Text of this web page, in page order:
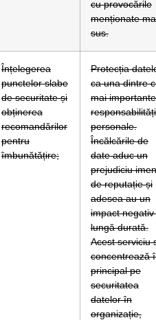
cu provocările
menționate
sus.
Înțelegerea
punctelor slabe
de securitate și
obținerea
recomandărilor
pentru
îmbunătățire;
Protecția
ca una dintre
mai importante
responsabilități
personale.
Încălcările de
date aduc un
prejudiciu
de reputație și
adesea au un
impact negativ
lungă durată.
Acest serviciu
concentrează
principal pe
securitatea
datelor în
organizație,